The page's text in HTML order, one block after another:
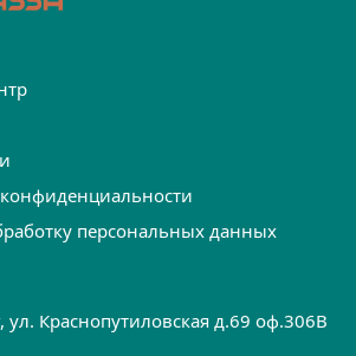
персональных данных
ул. Краснопутиловская д.69 оф.306B